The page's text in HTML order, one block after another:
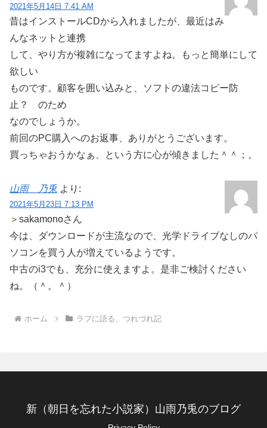
2021年5月14日 7:41 AM
昔はインストールCDから入れましたが、最近はみ
んなネットと連携
して、やり方が複雑になってますよね。もっと簡単にして
欲しい
ものです。顧客を囲い込みと、ソフトの違法コピー防
止？ のため
なのでしょうか。
前回のPC購入へのお返事、ありがとうございます。
買っちゃおうかなぁ、という方に心が傾きました＾＾；。
山雨 乃兎 より:
2021年5月23日 7:13 PM
＞sakamonoさん
今は、ダウンロードが主流なので、光学ドライブなしのパ
ソコンを買う人が増えているようです。
中古のi3でも、充分に使えますよ。是非ご検討ください
ね。（＾。＾）
ホーム ラフに語る、つれづれ記
新（朝日を忘れた小説家）山雨乃兎のブログ